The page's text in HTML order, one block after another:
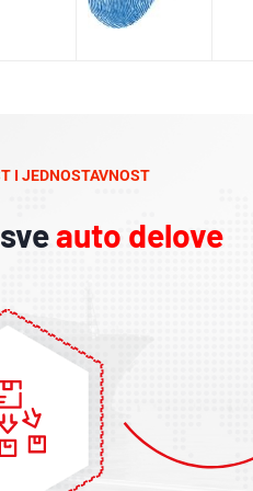
I JEDNOSTAVNOST
auto delove